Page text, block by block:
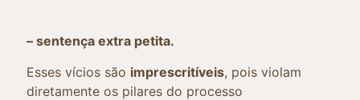
– sentença extra petita.
Esses vícios são imprescritíveis, pois violam
diretamente os pilares do processo